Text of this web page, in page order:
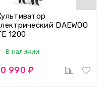
DAEWOO
1200
В наличии
990 ₽